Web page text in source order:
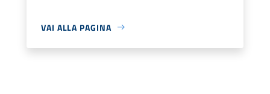
VAI ALLA PAGINA